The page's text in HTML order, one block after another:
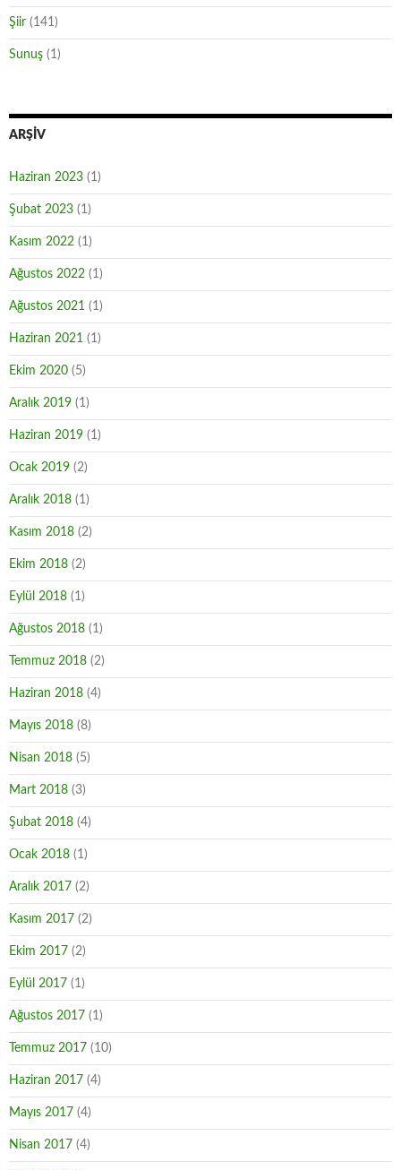
Şiir (141)
Sunuş (1)
ARŞIV
Haziran 2023 (1)
Şubat 2023 (1)
Kasım 2022 (1)
Ağustos 2022 (1)
Ağustos 2021 (1)
Haziran 2021 (1)
Ekim 2020 (5)
Aralık 2019 (1)
Haziran 2019 (1)
Ocak 2019 (2)
Aralık 2018 (1)
Kasım 2018 (2)
Ekim 2018 (2)
Eylül 2018 (1)
Ağustos 2018 (1)
Temmuz 2018 (2)
Haziran 2018 (4)
Mayıs 2018 (8)
Nisan 2018 (5)
Mart 2018 (3)
Şubat 2018 (4)
Ocak 2018 (1)
Aralık 2017 (2)
Kasım 2017 (2)
Ekim 2017 (2)
Eylül 2017 (1)
Ağustos 2017 (1)
Temmuz 2017 (10)
Haziran 2017 (4)
Mayıs 2017 (4)
Nisan 2017 (4)